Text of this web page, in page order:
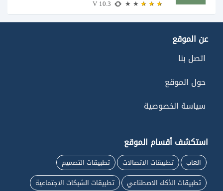
عن الموقع
اتصل بنا
حول الموقع
سياسة الخصوصية
استكشف أقسام الموقع
العاب تطبيقات الاتصالات
تطبيقات التصميم
تطبيقات الذكاء الاصطناعي
تطبيقات الشبكات الاجتماعية